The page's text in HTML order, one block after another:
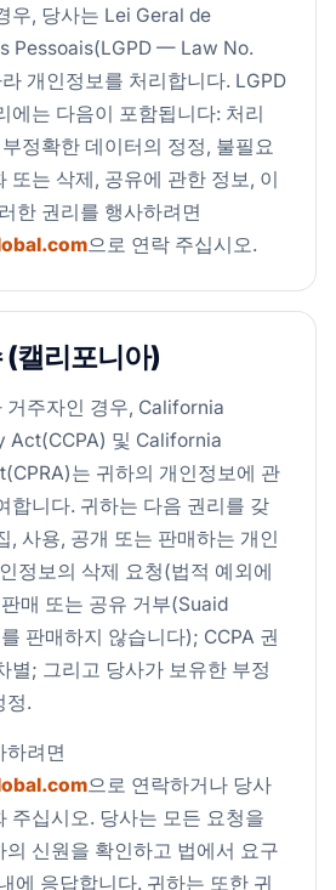
우, 당사는 Lei Geral de
Pessoais(LGPD — Law No.
개인정보를 처리합니다. LGPD
에는 다음이 포함됩니다: 처리
정확한 데이터의 정정, 불필요
또는 삭제, 공유에 관한 정보, 이
한 권리를 행사하려면
으로 연락 주십시오.
(캘리포니아)
거주자인 경우, California
Act(CCPA) 및 California
는 귀하의 개인정보에 관
합니다. 귀하는 다음 권리를 갖
, 사용, 공개 또는 판매하는 개인
정보의 삭제 요청(법적 예외에
매 또는 공유 거부(Suaid
판매하지 않습니다); CCPA 권
별; 그리고 당사가 보유한 부정
정.
하려면
으로 연락하거나 당사
주십시오. 당사는 모든 요청을
신원을 확인하고 법에서 요구
에 응답합니다. 귀하는 또한 귀